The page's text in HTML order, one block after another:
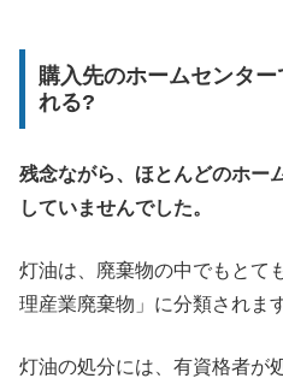
購入先のホームセンタ
れる?
残念ながら、ほとんどのホー
していませんでした。
灯油は、廃棄物の中でもとて
理産業廃棄物」に分類されます
灯油の処分には、有資格者が